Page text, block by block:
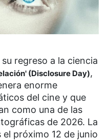
regreso a la ciencia
(Disclosure Day),
enorme
del cine y que
como una de las
de 2026. La
el próximo 12 de junio